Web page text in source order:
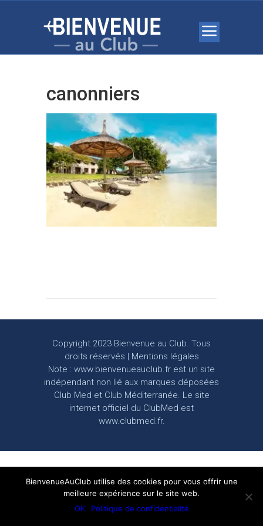
canonniers
Copyright 2023 Bienvenue au Club. Tous
droits réservés |
Mentions légales
Note : www.bienvenueauclub.fr est un site
indépendant non lié aux marques déposées
Club Med et Club Méditerranée. Le site
internet officiel du ClubMed est
www.clubmed.fr.
BienvenueAuClub utilise des cookies pour vous offrir une
meilleure expérience sur le site web.
OK
Politique de confidentialité